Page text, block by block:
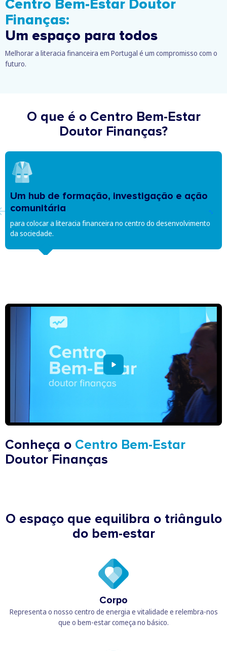
Centro Bem-Estar Doutor
Finanças:
Um espaço para todos
Melhorar a literacia financeira em Portugal é um compromisso com o
futuro.
O que é o Centro Bem-Estar
Doutor Finanças?
Um hub de formação, investigação e ação
comunitária
para colocar a literacia financeira no centro do desenvolvimento
da sociedade.
Conheça o Centro Bem-Estar
Doutor Finanças
O espaço que equilibra o triângulo
do bem-estar
Corpo
Representa o nosso centro de energia e vitalidade e relembra-nos
que o bem-estar começa no básico.